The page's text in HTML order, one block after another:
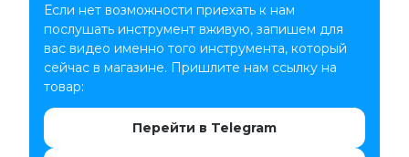
Если нет возможности приехать к нам
послушать инструмент вживую, запишем для
вас видео именно того инструмента, который
сейчас в магазине. Пришлите нам ссылку на
товар:
Перейти в Telegram